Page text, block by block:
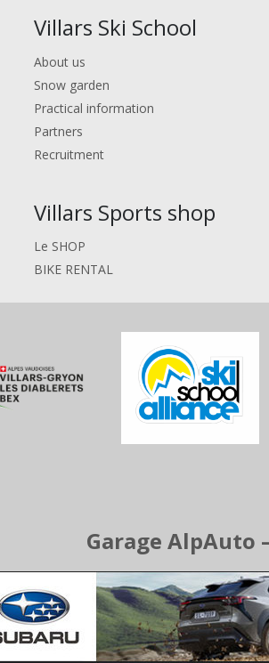
Villars Ski School
About us
Snow garden
Practical information
Partners
Recruitment
Villars Sports shop
Le SHOP
BIKE RENTAL
Garage AlpAuto